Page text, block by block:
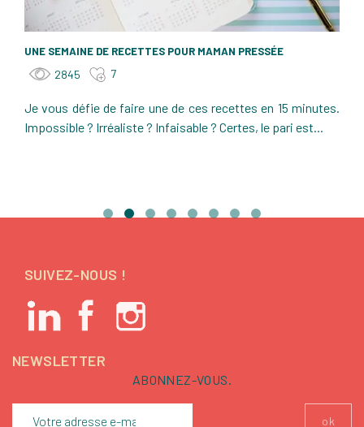
UNE SEMAINE DE RECETTES POUR MAMAN PRESSÉE
2845 7
Je vous défie de faire une de ces recettes en 15 minutes.
Impossible ? Irréaliste ? Infaisable ? Certes, le pari est...
SUIVEZ-NOUS !
NEWSLETTER
ABONNEZ-VOUS.